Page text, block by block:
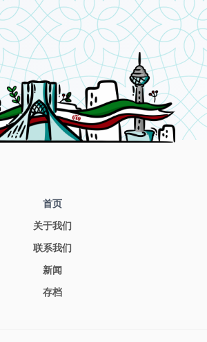
首页
关于我们
联系我们
新闻
存档